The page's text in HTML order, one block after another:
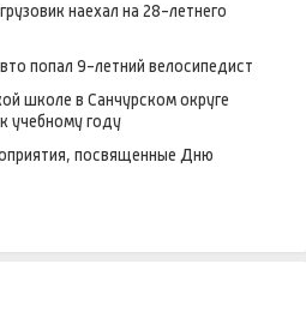
наехал на 28-летнего
попал 9-летний велосипедист
школе в Санчурском округе
учебному году
посвященные Дню